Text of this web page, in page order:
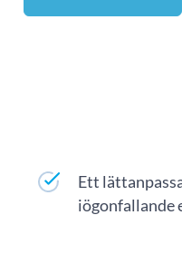
Ett
iögonfallande